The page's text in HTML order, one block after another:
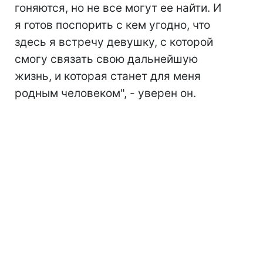
гоняются, но не все могут ее найти. И
я готов поспорить с кем угодно, что
здесь я встречу девушку, с которой
смогу связать свою дальнейшую
жизнь, и которая станет для меня
родным человеком", - уверен он.